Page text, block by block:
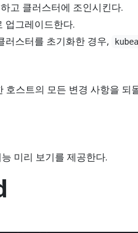
고 클러스터에 조인시킨다.
업그레이드한다.
러스터를 초기화한 경우,
호스트의 모든 변경 사항을 되
미리 보기를 제공한다.